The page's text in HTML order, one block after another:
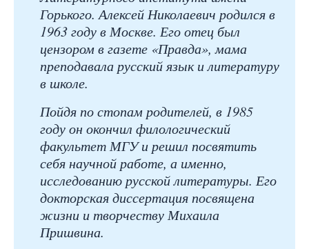
Горького. Алексей Николаевич родился в
1963 году в Москве. Его отец был
цензором в газете «Правда», мама
преподавала русский язык и литературу
в школе.
Пойдя по стопам родителей, в 1985
году он окончил филологический
факультет МГУ и решил посвятить
себя научной работе, а именно,
исследованию русской литературы. Его
докторская диссертация посвящена
жизни и творчеству Михаила
Пришвина.